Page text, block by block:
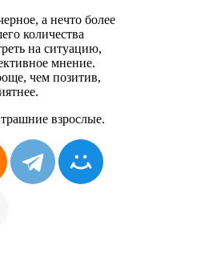
а нечто более
количества
на ситуацию,
мнение.
чем позитив,
взрослые.